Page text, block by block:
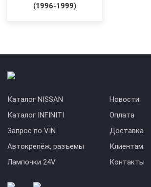
(1996-1999)
Каталог NISSAN
Каталог INFINITI
Запрос по VIN
Автокрепёж, разъемы
Лампочки 24V
Новости
Оплата
Доставка
Клиентам
Контакты